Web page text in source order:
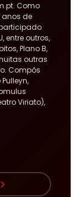
Como
de
entre outros,
Plano B,
outras
Compôs
Viriato),